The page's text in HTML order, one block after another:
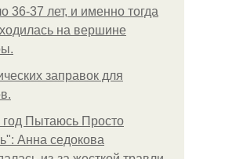
36-37 лет, и именно тогда
на вершине
заправок для
Пытаюсь Просто
Анна седокова